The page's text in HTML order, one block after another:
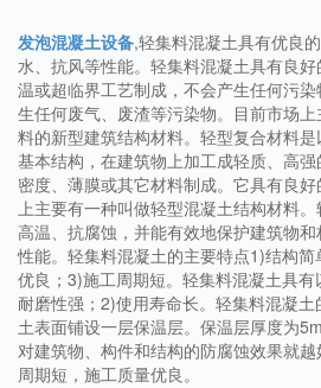
发泡混凝土设备,轻集料混凝土具有优良
水、抗风等性能。轻集料混凝土具有良
温或超临界工艺制成，不会产生任何污
生任何废气、废渣等污染物。目前市场
料的新型建筑结构材料。轻型复合材料
基本结构，在建筑物上加工成轻质、高
密度、薄膜或其它材料制成。它具有良
上主要有一种叫做轻型混凝土结构材料
高温、抗腐蚀，并能有效地保护建筑物
性能。轻集料混凝土的主要特点1)结构
优良；3)施工周期短。轻集料混凝土具有
耐磨性强；2)使用寿命长。轻集料混凝
土表面铺设一层保温层。保温层厚度为
对建筑物、构件和结构的防腐蚀效果就
周期短，施工质量优良。